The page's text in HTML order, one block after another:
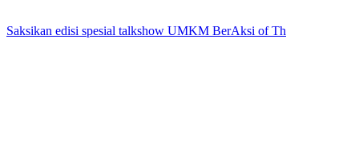
Saksikan edisi spesial talkshow UMKM BerAksi of Th